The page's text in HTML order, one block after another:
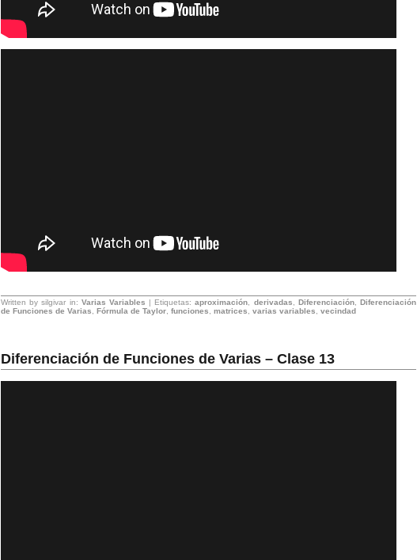
Written by silgivar in: Varias Variables | Etiquetas:aproximación derivadas Diferenciación,Diferenciación
de Funciones de Varias
Fórmula de Taylor funciones matrices varias variables vecindad
Diferenciación de Funciones de Varias – Clase 13